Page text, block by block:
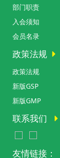
部门职责
入会须知
会员名录
政策法规
政策法规
新版GSP
新版GMP
联系我们
友情链接：